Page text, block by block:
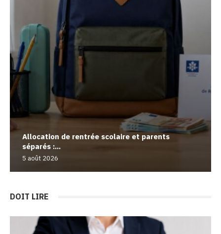
Allocation de rentrée scolaire et parents
séparés :...
5 août 2026
DOIT LIRE